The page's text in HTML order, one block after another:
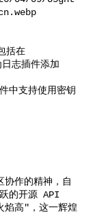
括在
志插件添加
支持使用密钥
作的精神，自
的开源 API
焰高"，这一辉煌